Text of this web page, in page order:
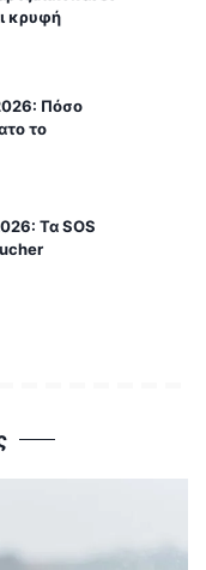
κρυφή
Πόσο
το
Τα SOS